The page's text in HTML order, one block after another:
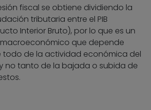
fiscal se obtiene dividiendo la
tributaria entre el PIB
Interior Bruto), por lo que es un
que depende
todo de la actividad económica del
no tanto de la bajada o subida de